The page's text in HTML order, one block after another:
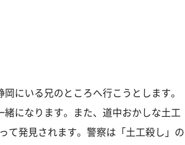
にいる兄のところへ行こうとします。
になります。また、道中おかしな土工
て発見されます。警察は「土工殺し」の